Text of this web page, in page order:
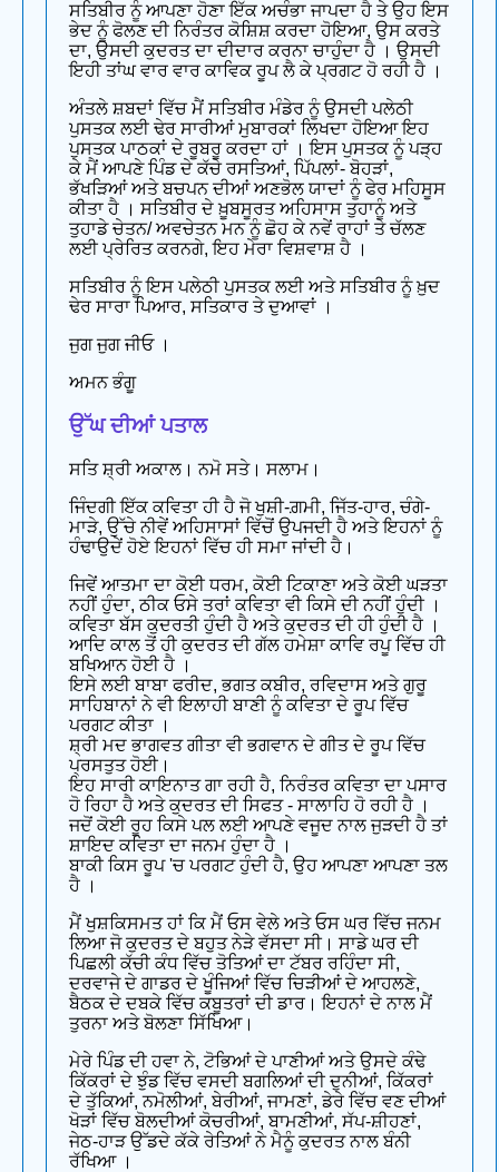
ਸਤਿਬੀਰ ਨੂੰ ਆਪਣਾ ਹੋਣਾ ਇੱਕ ਅਚੰਭਾ ਜਾਪਦਾ ਹੈ ਤੇ ਉਹ ਇਸ
ਭੇਦ ਨੂੰ ਫੋਲਣ ਦੀ ਨਿਰੰਤਰ ਕੋਸ਼ਿਸ਼ ਕਰਦਾ ਹੋਇਆ, ਉਸ ਕਰਤੇ
ਦਾ, ਉਸਦੀ ਕੁਦਰਤ ਦਾ ਦੀਦਾਰ ਕਰਨਾ ਚਾਹੁੰਦਾ ਹੈ । ਉਸਦੀ
ਇਹੀ ਤਾਂਘ ਵਾਰ ਵਾਰ ਕਾਵਿਕ ਰੂਪ ਲੈ ਕੇ ਪ੍ਰਗਟ ਹੋ ਰਹੀ ਹੈ ।
ਅੰਤਲੇ ਸ਼ਬਦਾਂ ਵਿੱਚ ਮੈਂ ਸਤਿਬੀਰ ਮੰਡੇਰ ਨੂੰ ਉਸਦੀ ਪਲੇਠੀ
ਪੁਸਤਕ ਲਈ ਢੇਰ ਸਾਰੀਆਂ ਮੁਬਾਰਕਾਂ ਲਿਖਦਾ ਹੋਇਆ ਇਹ
ਪੁਸਤਕ ਪਾਠਕਾਂ ਦੇ ਰੂਬਰੂ ਕਰਦਾ ਹਾਂ । ਇਸ ਪੁਸਤਕ ਨੂੰ ਪੜ੍ਹ
ਕੇ ਮੈਂ ਆਪਣੇ ਪਿੰਡ ਦੇ ਕੱਚੇ ਰਸਤਿਆਂ, ਪਿੱਪਲਾਂ- ਬੋਹੜਾਂ,
ਭੱਖੜਿਆਂ ਅਤੇ ਬਚਪਨ ਦੀਆਂ ਅਣਭੋਲ ਯਾਦਾਂ ਨੂੰ ਫੇਰ ਮਹਿਸੂਸ
ਕੀਤਾ ਹੈ । ਸਤਿਬੀਰ ਦੇ ਖ਼ੂਬਸੂਰਤ ਅਹਿਸਾਸ ਤੁਹਾਨੂੰ ਅਤੇ
ਤੁਹਾਡੇ ਚੇਤਨ/ ਅਵਚੇਤਨ ਮਨ ਨੂੰ ਛੋਹ ਕੇ ਨਵੇਂ ਰਾਹਾਂ ਤੇ ਚੱਲਣ
ਲਈ ਪ੍ਰੇਰਿਤ ਕਰਨਗੇ, ਇਹ ਮੇਰਾ ਵਿਸ਼ਵਾਸ਼ ਹੈ ।
ਸਤਿਬੀਰ ਨੂੰ ਇਸ ਪਲੇਠੀ ਪੁਸਤਕ ਲਈ ਅਤੇ ਸਤਿਬੀਰ ਨੂੰ ਖ਼ੁਦ
ਢੇਰ ਸਾਰਾ ਪਿਆਰ, ਸਤਿਕਾਰ ਤੇ ਦੁਆਵਾਂ ।
ਜੁਗ ਜੁਗ ਜੀਓ ।
ਅਮਨ ਭੰਗੂ
ਉੱਘ ਦੀਆਂ ਪਤਾਲ
ਸਤਿ ਸ਼੍ਰੀ ਅਕਾਲ। ਨਮੋ ਸਤੇ। ਸਲਾਮ।
ਜਿੰਦਗੀ ਇੱਕ ਕਵਿਤਾ ਹੀ ਹੈ ਜੋ ਖੁਸ਼ੀ-ਗ਼ਮੀ, ਜਿੱਤ-ਹਾਰ, ਚੰਗੇ-
ਮਾੜੇ, ਉੱਚੇ ਨੀਵੇਂ ਅਹਿਸਾਸਾਂ ਵਿੱਚੋਂ ਉਪਜਦੀ ਹੈ ਅਤੇ ਇਹਨਾਂ ਨੂੰ
ਹੰਢਾਉਦੇਂ ਹੋਏ ਇਹਨਾਂ ਵਿੱਚ ਹੀ ਸਮਾ ਜਾਂਦੀ ਹੈ।
ਜਿਵੇਂ ਆਤਮਾ ਦਾ ਕੋਈ ਧਰਮ, ਕੋਈ ਟਿਕਾਣਾ ਅਤੇ ਕੋਈ ਘੜਤਾ
ਨਹੀਂ ਹੁੰਦਾ, ਠੀਕ ਓਸੇ ਤਰਾਂ ਕਵਿਤਾ ਵੀ ਕਿਸੇ ਦੀ ਨਹੀਂ ਹੁੰਦੀ ।
ਕਵਿਤਾ ਬੱਸ ਕੁਦਰਤੀ ਹੁੰਦੀ ਹੈ ਅਤੇ ਕੁਦਰਤ ਦੀ ਹੀ ਹੁੰਦੀ ਹੈ ।
ਆਦਿ ਕਾਲ ਤੋਂ ਹੀ ਕੁਦਰਤ ਦੀ ਗੱਲ ਹਮੇਸ਼ਾ ਕਾਵਿ ਰਪੂ ਵਿੱਚ ਹੀ
ਬਖਿਆਨ ਹੋਈ ਹੈ ।
ਇਸੇ ਲਈ ਬਾਬਾ ਫਰੀਦ, ਭਗਤ ਕਬੀਰ, ਰਵਿਦਾਸ ਅਤੇ ਗੁਰੂ
ਸਾਹਿਬਾਨਾਂ ਨੇ ਵੀ ਇਲਾਹੀ ਬਾਣੀ ਨੂੰ ਕਵਿਤਾ ਦੇ ਰੂਪ ਵਿੱਚ
ਪਰਗਟ ਕੀਤਾ ।
ਸ਼੍ਰੀ ਮਦ ਭਾਗਵਤ ਗੀਤਾ ਵੀ ਭਗਵਾਨ ਦੇ ਗੀਤ ਦੇ ਰੂਪ ਵਿੱਚ
ਪ੍ਰਸਤੁਤ ਹੋਈ।
ਇਹ ਸਾਰੀ ਕਾਇਨਾਤ ਗਾ ਰਹੀ ਹੈ, ਨਿਰੰਤਰ ਕਵਿਤਾ ਦਾ ਪਸਾਰ
ਹੋ ਰਿਹਾ ਹੈ ਅਤੇ ਕੁਦਰਤ ਦੀ ਸਿਫਤ - ਸਾਲਾਹਿ ਹੋ ਰਹੀ ਹੈ ।
ਜਦੋਂ ਕੋਈ ਰੂਹ ਕਿਸੇ ਪਲ ਲਈ ਆਪਣੇ ਵਜੂਦ ਨਾਲ ਜੁੜਦੀ ਹੈ ਤਾਂ
ਸ਼ਾਇਦ ਕਵਿਤਾ ਦਾ ਜਨਮ ਹੁੰਦਾ ਹੈ ।
ਬਾਕੀ ਕਿਸ ਰੂਪ 'ਚ ਪਰਗਟ ਹੁੰਦੀ ਹੈ, ਉਹ ਆਪਣਾ ਆਪਣਾ ਤਲ
ਹੈ ।
ਮੈਂ ਖੁਸ਼ਕਿਸਮਤ ਹਾਂ ਕਿ ਮੈਂ ਓਸ ਵੇਲੇ ਅਤੇ ਓਸ ਘਰ ਵਿੱਚ ਜਨਮ
ਲਿਆ ਜੋ ਕੁਦਰਤ ਦੇ ਬਹੁਤ ਨੇੜੇ ਵੱਸਦਾ ਸੀ। ਸਾਡੇ ਘਰ ਦੀ
ਪਿਛਲੀ ਕੱਚੀ ਕੰਧ ਵਿੱਚ ਤੋਤਿਆਂ ਦਾ ਟੱਬਰ ਰਹਿੰਦਾ ਸੀ,
ਦਰਵਾਜੇ ਦੇ ਗਾਡਰ ਦੇ ਖੂੰਜਿਆਂ ਵਿੱਚ ਚਿੜੀਆਂ ਦੇ ਆਹਲਣੇ,
ਬੈਠਕ ਦੇ ਦਬਕੇ ਵਿੱਚ ਕਬੂਤਰਾਂ ਦੀ ਡਾਰ। ਇਹਨਾਂ ਦੇ ਨਾਲ ਮੈਂ
ਤੁਰਨਾ ਅਤੇ ਬੋਲਣਾ ਸਿੱਖਿਆ।
ਮੇਰੇ ਪਿੰਡ ਦੀ ਹਵਾ ਨੇ, ਟੋਭਿਆਂ ਦੇ ਪਾਣੀਆਂ ਅਤੇ ਉਸਦੇ ਕੰਢੇ
ਕਿੱਕਰਾਂ ਦੇ ਝੁੰਡ ਵਿੱਚ ਵਸਦੀ ਬਗਲਿਆਂ ਦੀ ਦੁਨੀਆਂ, ਕਿੱਕਰਾਂ
ਦੇ ਤੁੱਕਿਆਂ, ਨਮੋਲੀਆਂ, ਬੇਰੀਆਂ, ਜਾਮਣਾਂ, ਡੇਰੇ ਵਿੱਚ ਵਣ ਦੀਆਂ
ਖੋੜਾਂ ਵਿੱਚ ਬੋਲਦੀਆਂ ਕੋਚਰੀਆਂ, ਬਾਮਣੀਆਂ, ਸੱਪ-ਸ਼ੀਹਣਾਂ,
ਜੇਠ-ਹਾੜ ਉੱਡਦੇ ਕੱਕੇ ਰੇਤਿਆਂ ਨੇ ਮੈਨੂੰ ਕੁਦਰਤ ਨਾਲ ਬੰਨੀ
ਰੱਖਿਆ ।